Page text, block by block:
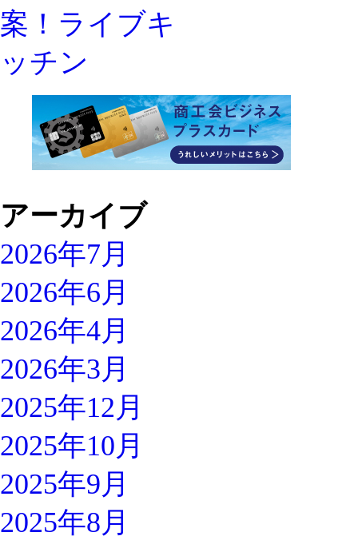
アーカイブ
2026年7月
2026年6月
2026年4月
2026年3月
2025年12月
2025年10月
2025年9月
2025年8月